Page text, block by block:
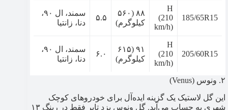
185/65R15
H
(210
km/h)
۸۸ (۵۶۰
کیلوگرم)
۵.۵
سمند، ال ۹۰،
دنا، زانتیا
205/60R15
H
(210
km/h)
۹۱ (۶۱۵
کیلوگرم)
۶.۰
سمند، ال ۹۰،
دنا، زانتیا
۲. ونوس (Venus)
این گل لاستیک یک گزینه ایده‌آل برای خودروهای کوچک
شهری به حساب می‌آید. گل ونوس یزد تایر فقط در رینگ ۱۳